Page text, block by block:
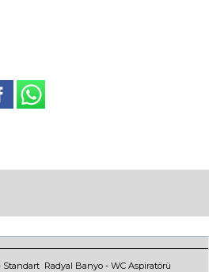
Standart Radyal Banyo - WC Aspiratörü